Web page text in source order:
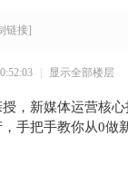
链接]
| 显示全部楼层
，新媒体运营核
手把手教你从0做